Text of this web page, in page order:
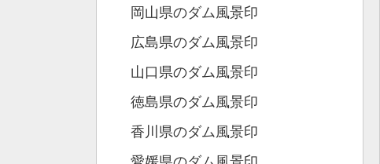
岡山県のダム風景印
広島県のダム風景印
山口県のダム風景印
徳島県のダム風景印
香川県のダム風景印